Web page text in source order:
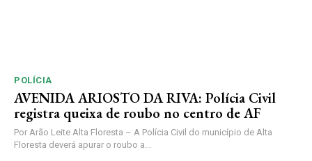
POLÍCIA
AVENIDA ARIOSTO DA RIVA: Polícia Civil
registra queixa de roubo no centro de AF
Por Arão Leite Alta Floresta – A Polícia Civil do município de Alta
Floresta deverá apurar o roubo a...